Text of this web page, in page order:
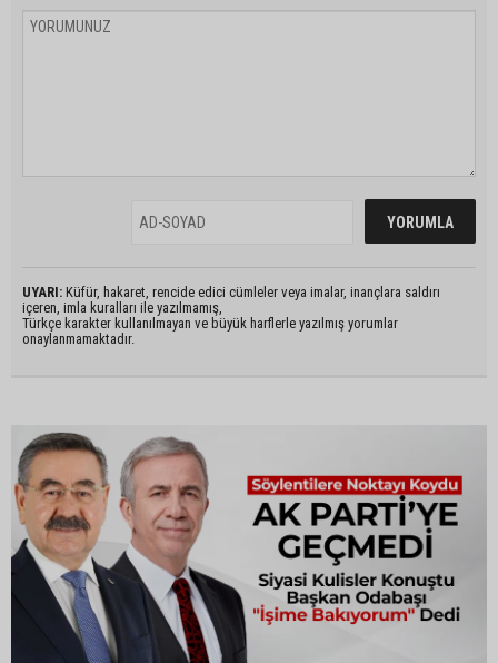
UYARI: Küfür, hakaret, rencide edici cümleler veya imalar, inançlara saldırı
içeren, imla kuralları ile yazılmamış,
Türkçe karakter kullanılmayan ve büyük harflerle yazılmış yorumlar
onaylanmamaktadır.